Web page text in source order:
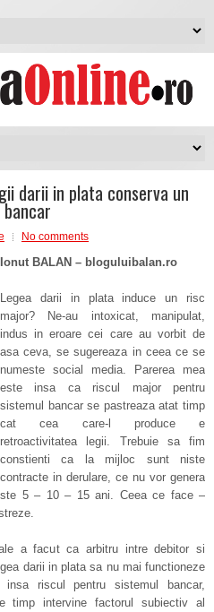
darii in plata conserva un
No comments
Ionut BALAN – bloguluibalan.ro
Legea darii in plata induce un risc
major? Ne-au intoxicat, manipulat,
indus in eroare cei care au vorbit de
asa ceva, se sugereaza in ceea ce se
numeste social media. Parerea mea
este insa ca riscul major pentru
sistemul bancar se pastreaza atat timp
cat cea care-l produce e
retroactivitatea legii. Trebuie sa fim
constienti ca la mijloc sunt niste
contracte in derulare, ce nu vor genera
5 – 10 – 15 ani. Ceea ce face –
a facut ca arbitru intre debitor si
darii in plata sa nu mai functioneze
riscul pentru sistemul bancar,
timp intervine factorul subiectiv al